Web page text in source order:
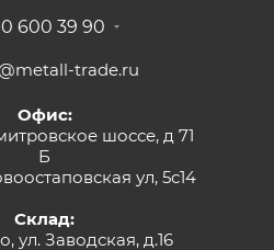
600 39 90
trade.ru
Офис:
шоссе, д 71
Б
ул, 5с14
Склад:
ул. Заводская, д.16